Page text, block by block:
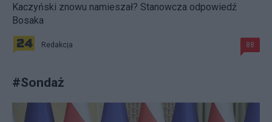
Kaczyński znowu namieszał? Stanowcza odpowiedź
Bosaka
Redakcja 88
#Sondaż